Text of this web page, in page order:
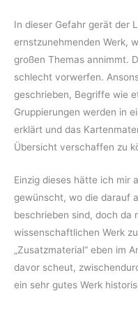
In dieser Gefahr gerät der
ernstzunehmenden Werk,
großen Themas annimmt.
schlecht vorwerfen.
geschrieben, Begriffe wie
Gruppierungen werden in
erklärt und das
Übersicht verschaffen zu
Einzig dieses hätte ich mir
gewünscht, wo die darauf
beschrieben sind, doch da
wissenschaftlichen Werk
„Zusatzmaterial“ eben im
davor scheut,
ein sehr gutes Werk